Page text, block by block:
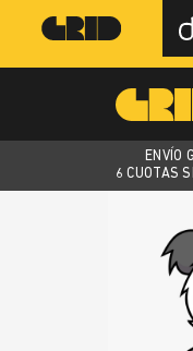
ENVÍO
6 CUOTAS